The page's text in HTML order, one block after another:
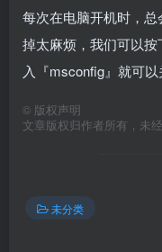
每次在电脑开机时，
掉太麻烦，我们可以按
入『msconfig』就可以
© 版权声明
文章版权归作者所有，未
未分类